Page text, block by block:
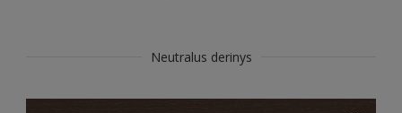
Neutralus derinys